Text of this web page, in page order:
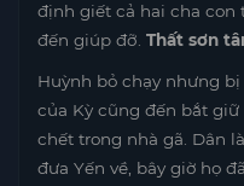
định giết cả hai cha con
đến giúp đỡ. Thất sơn
Huỳnh bỏ chạy nhưng
của Kỳ cũng đến bắt
chết trong nhà gã. Dân
đưa Yến về, bây giờ họ